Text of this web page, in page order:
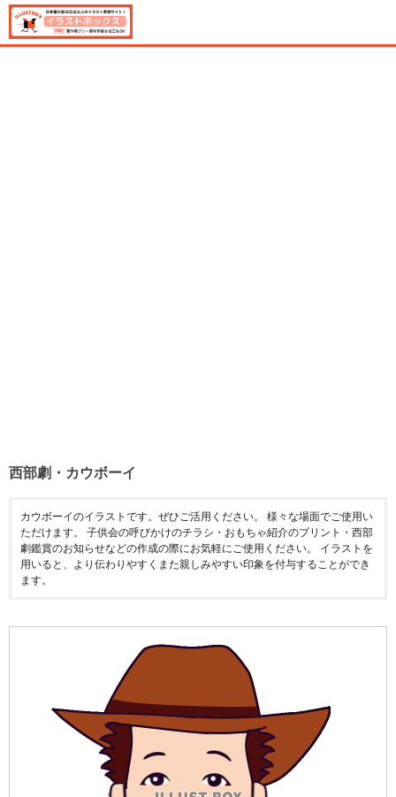
西部劇・カウボーイ
カウボーイのイラストです。ぜひご活用ください。 様々な場面でご使用い
ただけます。 子供会の呼びかけのチラシ・おもちゃ紹介のプリント・西部
劇鑑賞のお知らせなどの作成の際にお気軽にご使用ください。 イラストを
用いると、より伝わりやすくまた親しみやすい印象を付与することができ
ます。